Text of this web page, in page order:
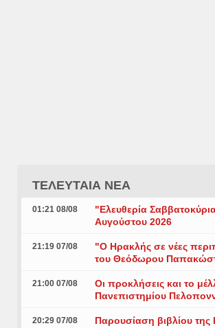
ΤΕΛΕΥΤΑΙΑ ΝΕΑ
01:21 08/08
"Ελευθερία
Αυγούστου 2026
21:19 07/08
"Ο Ηρακλής σε νέες
του Θεόδωρου
21:00 07/08
Οι προκλήσεις και το
Πανεπιστημίου
20:29 07/08
Παρουσίαση βιβλίου της